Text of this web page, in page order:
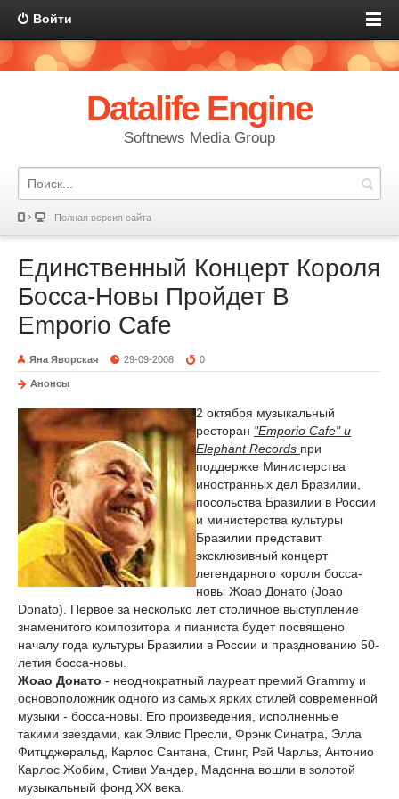
Войти
Datalife Engine
Softnews Media Group
Полная версия сайта
Единственный Концерт Короля
Босса-Новы Пройдет В
Еmporio Cafe
Яна Яворская 29-09-2008 0
Анонсы
2 октября музыкальный
ресторан "Еmporio Cafе" и
Elephant Records при
поддержке Министерства
иностранных дел Бразилии,
посольства Бразилии в России
и министерства культуры
Бразилии представит
эксклюзивный концерт
легендарного короля босса-
новы Жоао Донато (Joao
Donato). Первое за несколько лет столичное выступление
знаменитого композитора и пианиста будет посвящено
началу года культуры Бразилии в России и празднованию 50-
летия босса-новы.
Жоао Донато - неоднократный лауреат премий Grammy и
основоположник одного из самых ярких стилей современной
музыки - босса-новы. Его произведения, исполненные
такими звездами, как Элвис Пресли, Фрэнк Синатра, Элла
Фитцджеральд, Карлос Сантана, Стинг, Рэй Чарльз, Антонио
Карлос Жобим, Стиви Уандер, Мадонна вошли в золотой
музыкальный фонд XX века.